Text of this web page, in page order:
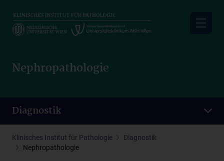
main
Nephropathologie
Diagnostik
Klinisches Institut für Pathologie
Diagnostik
Nephropathologie